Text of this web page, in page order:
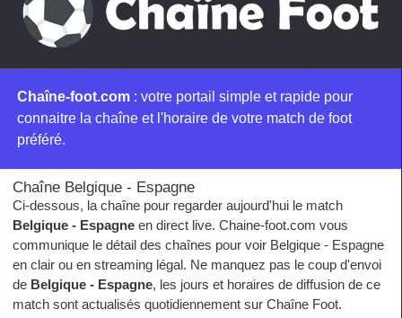
Chaîne-foot.com : votre portail simple et rapide pour
connaitre la chaîne et l'horaire de votre match de foot
préféré.
Chaîne Belgique - Espagne
Ci-dessous, la chaîne pour regarder aujourd'hui le match
Belgique - Espagne en direct live. Chaine-foot.com vous
communique le détail des chaînes pour voir Belgique - Espagne
en clair ou en streaming légal. Ne manquez pas le coup d'envoi
de Belgique - Espagne, les jours et horaires de diffusion de ce
match sont actualisés quotidiennement sur Chaîne Foot.